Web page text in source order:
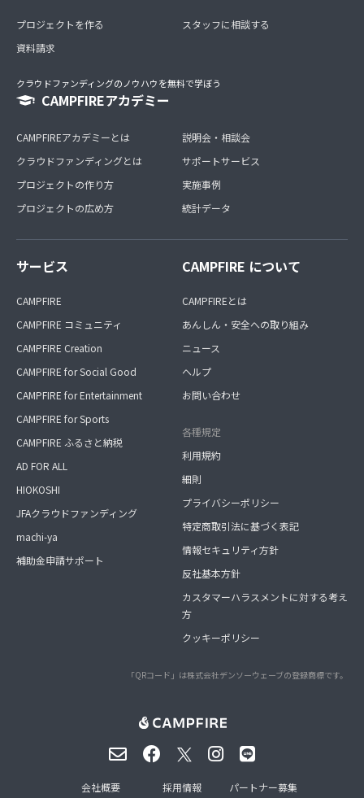
プロジェクトを作る
資料請求
スタッフに相談する
クラウドファンディングのノウハウを無料で学ぼう
CAMPFIREアカデミー
CAMPFIREアカデミーとは
クラウドファンディングとは
プロジェクトの作り方
プロジェクトの広め方
説明会・相談会
サポートサービス
実施事例
統計データ
サービス
CAMPFIRE
CAMPFIRE コミュニティ
CAMPFIRE Creation
CAMPFIRE for Social Good
CAMPFIRE for Entertainment
CAMPFIRE for Sports
CAMPFIRE ふるさと納税
AD FOR ALL
HIOKOSHI
JFAクラウドファンディング
machi-ya
補助金申請サポート
CAMPFIRE について
CAMPFIREとは
あんしん・安全への取り組み
ニュース
ヘルプ
お問い合わせ
各種規定
利用規約
細則
プライバシーポリシー
特定商取引法に基づく表記
情報セキュリティ方針
反社基本方針
カスタマーハラスメントに対する考え
方
クッキーポリシー
「QRコード」は株式会社デンソーウェーブの登録商標です。
会社概要 採用情報 パートナー募集